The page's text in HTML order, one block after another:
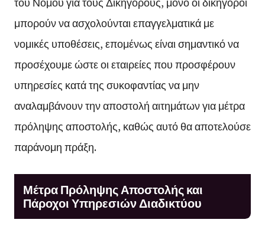
μπορούν να ασχολούνται επαγγελματικά με
νομικές υποθέσεις, επομένως είναι σημαντικό να
προσέχουμε ώστε οι εταιρείες που προσφέρουν
υπηρεσίες κατά της συκοφαντίας να μην
αναλαμβάνουν την αποστολή αιτημάτων για μέτρα
πρόληψης αποστολής, καθώς αυτό θα αποτελούσε
παράνομη πράξη.
Μέτρα Πρόληψης Αποστολής και
Πάροχοι Υπηρεσιών Διαδικτύου